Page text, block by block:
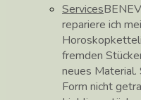
Services
repariere ich
fremden
neues Material.
Form nicht